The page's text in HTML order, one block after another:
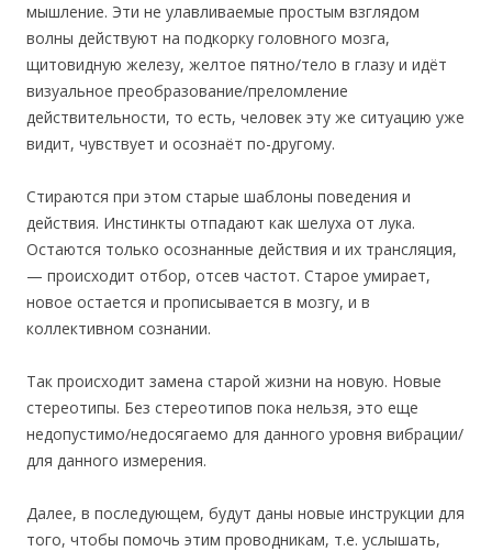
мышление. Эти не улавливаемые простым взглядом
волны действуют на подкорку головного мозга,
щитовидную железу, желтое пятно/тело в глазу и идёт
визуальное преобразование/преломление
действительности, то есть, человек эту же ситуацию уже
видит, чувствует и осознаёт по-другому.
Стираются при этом старые шаблоны поведения и
действия. Инстинкты отпадают как шелуха от лука.
Остаются только осознанные действия и их трансляция,
— происходит отбор, отсев частот. Старое умирает,
новое остается и прописывается в мозгу, и в
коллективном сознании.
Так происходит замена старой жизни на новую. Новые
стереотипы. Без стереотипов пока нельзя, это еще
недопустимо/недосягаемо для данного уровня вибрации/
для данного измерения.
Далее, в последующем, будут даны новые инструкции для
того, чтобы помочь этим проводникам, т.е. услышать,